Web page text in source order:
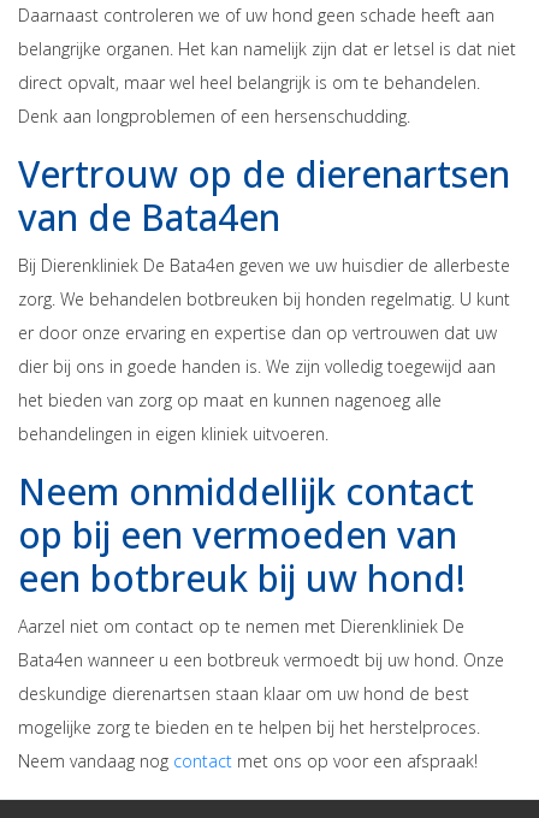
Daarnaast controleren we of uw hond geen schade heeft aan
belangrijke organen. Het kan namelijk zijn dat er letsel is dat niet
direct opvalt, maar wel heel belangrijk is om te behandelen.
Denk aan longproblemen of een hersenschudding.
Vertrouw op de dierenartsen
van de Bata4en
Bij Dierenkliniek De Bata4en geven we uw huisdier de allerbeste
zorg. We behandelen botbreuken bij honden regelmatig. U kunt
er door onze ervaring en expertise dan op vertrouwen dat uw
dier bij ons in goede handen is. We zijn volledig toegewijd aan
het bieden van zorg op maat en kunnen nagenoeg alle
behandelingen in eigen kliniek uitvoeren.
Neem onmiddellijk contact
op bij een vermoeden van
een botbreuk bij uw hond!
Aarzel niet om contact op te nemen met Dierenkliniek De
Bata4en wanneer u een botbreuk vermoedt bij uw hond. Onze
deskundige dierenartsen staan klaar om uw hond de best
mogelijke zorg te bieden en te helpen bij het herstelproces.
Neem vandaag nog contact met ons op voor een afspraak!